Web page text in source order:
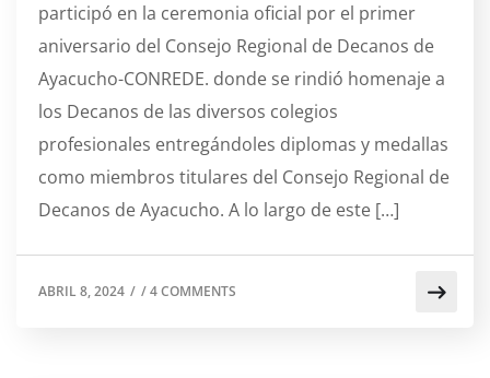
participó en la ceremonia oficial por el primer
aniversario del Consejo Regional de Decanos de
Ayacucho-CONREDE. donde se rindió homenaje a
los Decanos de las diversos colegios
profesionales entregándoles diplomas y medallas
como miembros titulares del Consejo Regional de
Decanos de Ayacucho. A lo largo de este […]
ABRIL 8, 2024 / /4 COMMENTS